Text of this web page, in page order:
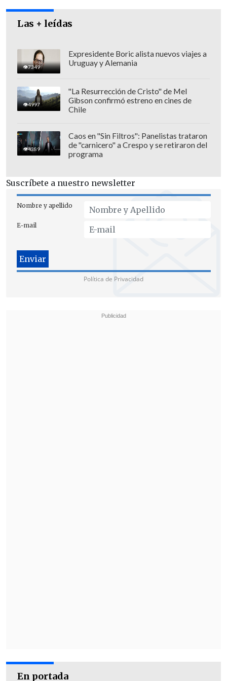
Este es el nuevo sello.
Las + leídas
7349
Expresidente Boric alista nuevos viajes a
Uruguay y Alemania
4997
"La Resurrección de Cristo" de Mel
Gibson confirmó estreno en cines de
Chile
4389
Caos en "Sin Filtros": Panelistas trataron
de "carnicero" a Crespo y se retiraron del
programa
Suscríbete a nuestro newsletter
Nombre y apellido
E-mail
Política de Privacidad
En portada